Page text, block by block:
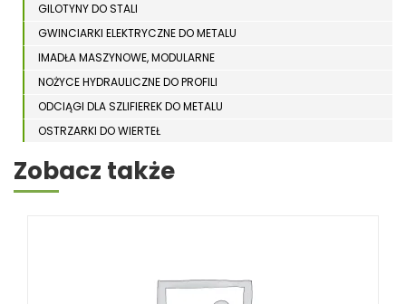
GILOTYNY DO STALI
GWINCIARKI ELEKTRYCZNE DO METALU
IMADŁA MASZYNOWE, MODULARNE
NOŻYCE HYDRAULICZNE DO PROFILI
ODCIĄGI DLA SZLIFIEREK DO METALU
OSTRZARKI DO WIERTEŁ
PIŁY TAŚMOWE DO METALU
Zobacz także